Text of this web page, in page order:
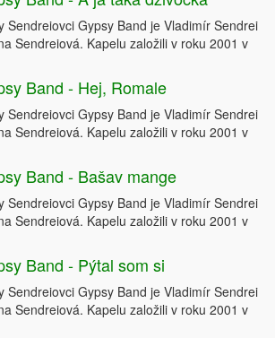
Sendreiovci Gypsy Band je Vladimír Sendrei
Sendreiová. Kapelu založili v roku 2001 v
Band - Hej, Romale
Sendreiovci Gypsy Band je Vladimír Sendrei
Sendreiová. Kapelu založili v roku 2001 v
Band - Bašav mange
Sendreiovci Gypsy Band je Vladimír Sendrei
Sendreiová. Kapelu založili v roku 2001 v
Band - Pýtal som si
Sendreiovci Gypsy Band je Vladimír Sendrei
Sendreiová. Kapelu založili v roku 2001 v